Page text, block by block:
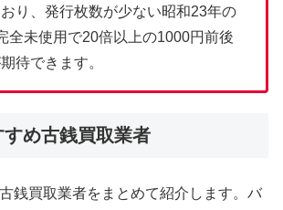
り、発行枚数が少ない昭和23年の
全未使用で20倍以上の1000円前後
待できます。
すめ古銭買取業者
銭買取業者をまとめて紹介します。バ